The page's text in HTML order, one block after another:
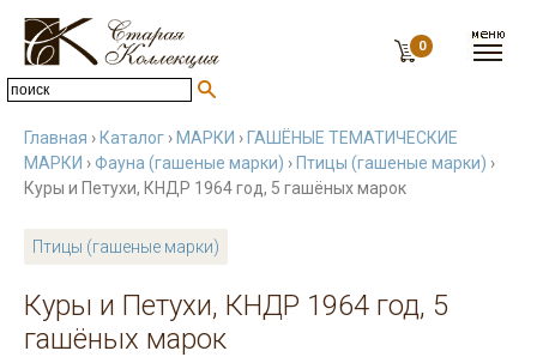
0
Главная › Каталог › МАРКИ › ГАШЁНЫЕ ТЕМАТИЧЕСКИЕ
МАРКИ ›Фауна (гашеные марки) › Птицы (гашеные марки) ›
Куры и Петухи, КНДР 1964 год, 5 гашёных марок
Птицы (гашеные марки)
Куры и Петухи, КНДР 1964 год, 5
гашёных марок